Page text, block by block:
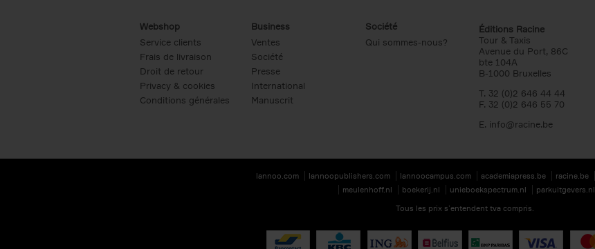
Webshop
Service clients
Frais de livraison
Droit de retour
Privacy & cookies
Conditions générales
Business
Ventes
Société
Presse
International
Manuscrit
Société
Qui sommes-nous?
Éditions Racine
Tour & Taxis
Avenue du Port, 86C
bte 104A
B-1000 Bruxelles
T. 32 (0)2 646 44 44
F. 32 (0)2 646 55 70
E. info@racine.be
lannoo.com lannoopublishers.com lannoocampus.com academiapress.be racine.be
meulenhoff.nl
boekerij.nl unieboekspectrum.nl
parkuitgevers.nl
Tous les prix s’entendent tva compris.